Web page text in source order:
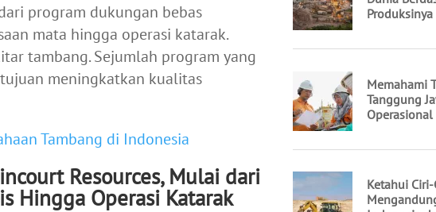
program dukungan bebas
mata hingga operasi katarak.
tambang.Sejumlah program yang
meningkatkan kualitas
Tambang di Indonesia
Resources, Mulai dari
Hingga Operasi Katarak